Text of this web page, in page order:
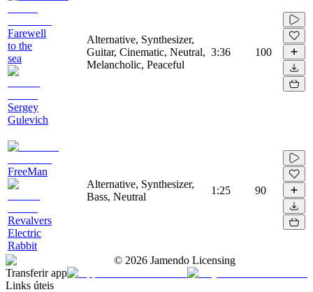
Farewell
to the
sea
Sergey
Gulevich
Alternative, Synthesizer,
Guitar, Cinematic, Neutral,
Melancholic, Peaceful
3:36 100
FreeMan
Revalvers
Electric
Rabbit
Alternative, Synthesizer,
Bass, Neutral
1:25 90
© 2026 Jamendo Licensing
Transferir app
Links úteis